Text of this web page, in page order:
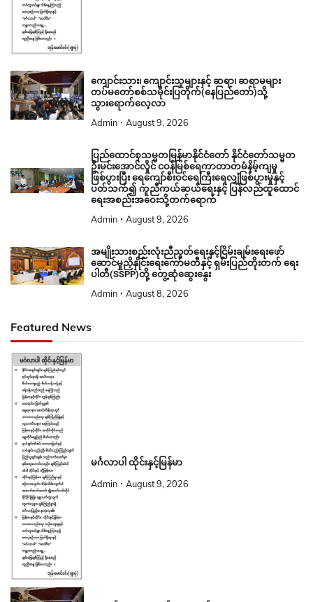
ကျောင်းသား၊ ကျောင်းသူများနှင့် ဆရာ၊ ဆရာမများ
တပ်မတော်စစ်သမိုင်းပြတိုက်(နေပြည်တော်)သို့
သွားရောက်လေ့လာ
Admin August 9, 2026
ပြည်ထောင်စုသမ္မတမြန်မာနိုင်ငံတော် နိုင်ငံတော်သမ္မတ
ဦးမင်းအောင်လှိုင် ငဝန်မြစ်ရေကာတာတမံနိမ့်ကျမှု
ဖြစ်ပွားပြီး ရေကျော်စီးဝင်ရေကြီးရေလျှံဖြစ်ပွားမှုနှင့်
ပတ်သက်၍ ကူညီကယ်ဆယ်ရေးနှင့် ပြန်လည်ထူထောင်
ရေးအစည်းအဝေးသို့တက်ရောက်
Admin August 9, 2026
အမျိုးသားစည်းလုံးညီညွတ်ရေးနှင့်ငြိမ်းချမ်းရေးဖော်
ဆောင်မှုညှိနှိုင်းရေးကော်မတီနှင့် ရှမ်းပြည်တိုးတက် ရေး
ပါတီ(SSPP)တို့ တွေ့ဆုံဆွေးနွေး
Admin August 8, 2026
Featured News
မင်္ဂလာပါ ထိုင်းနှင့်မြန်မာ
Admin August 9, 2026